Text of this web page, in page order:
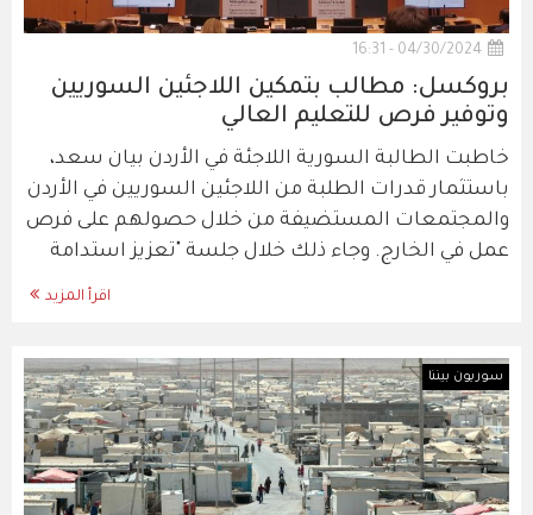
04/30/2024 - 16:31
بروكسل: مطالب بتمكين اللاجئين السوريين
وتوفير فرص للتعليم العالي
خاطبت الطالبة السورية اللاجئة في الأردن بيان سعد،
باستثمار قدرات الطلبة من اللاجئين السوريين في الأردن
والمجتمعات المستضيفة من خلال حصولهم على فرص
عمل في الخارج. وجاء ذلك خلال جلسة "تعزيز استدامة
اقرأ المزيد
سوريون بيننا